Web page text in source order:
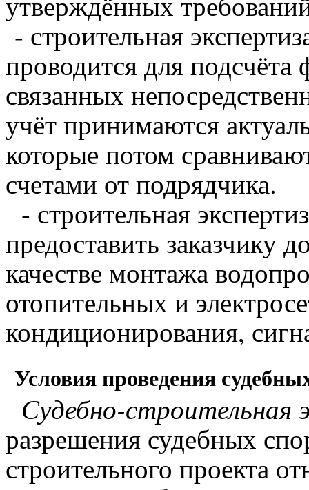
- строительная
проводится для подсчёта
связанных
учёт принимаются
которые потом
счетами от подрядчика.
- строительная
предоставить
качестве монтажа
отопительных и
кондиционирования,
Условия проведения
Судебно-строительная
разрешения судебных
строительного проекта